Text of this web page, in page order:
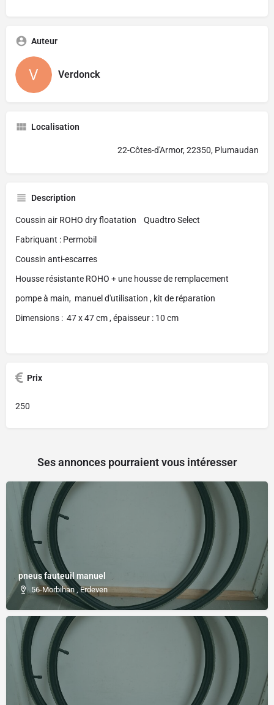
Auteur
Verdonck
Localisation
22-Côtes-d'Armor, 22350, Plumaudan
Description
Coussin air ROHO dry floatation Quadtro Select
Fabriquant : Permobil
Coussin anti-escarres
Housse résistante ROHO + une housse de remplacement
pompe à main, manuel d'utilisation , kit de réparation
Dimensions : 47 x 47 cm , épaisseur : 10 cm
Prix
250
Ses annonces pourraient vous intéresser
pneus fauteuil manuel
56-Morbihan , Erdeven